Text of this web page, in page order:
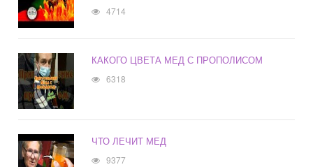
4714
КАКОГО ЦВЕТА МЕД С ПРОПОЛИСОМ
6318
ЧТО ЛЕЧИТ МЕД
9377